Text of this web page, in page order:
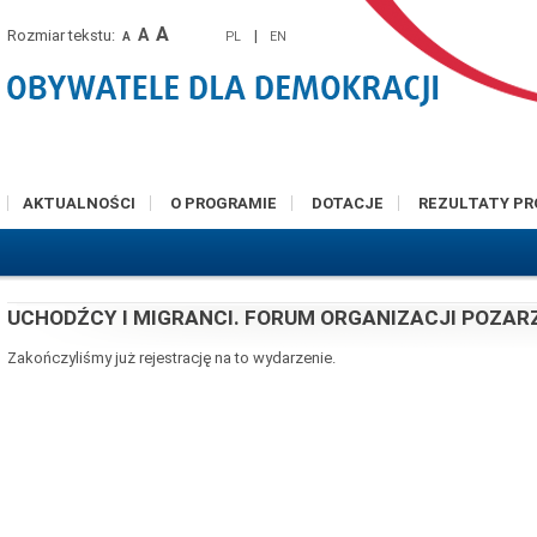
Rozmiar tekstu: A A A PL | EN
AKTUALNOŚCI O PROGRAMIE DOTACJE REZULTATY
UCHODŹCY I MIGRANCI. FORUM ORGANIZACJI
Zakończyliśmy już rejestrację na to wydarzenie.